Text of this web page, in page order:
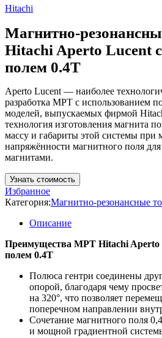
Hitachi
Магнитно-
Hitachi Aperto Lucent
полем 0.4T
Aperto Lucent — наиболее
разработка МРТ с использованием
моделей, выпускаемых фирмой
технология изготовления магнита
массу и габариты этой системы при
напряжённости магнитного поля
магнитами.
Узнать стоимость
Избранное
Категория:Магнитно-резонансные
Описание
Преимущества МРТ Hitachi Aperto
полем 0.4T
Полюса гентри соединены
опорой, благодаря чему
на 320°, что позволяет
поперечном направлении
Сочетание магнитного поля
и мощной градиентной